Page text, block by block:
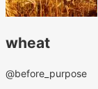
wheat
@before_purpose